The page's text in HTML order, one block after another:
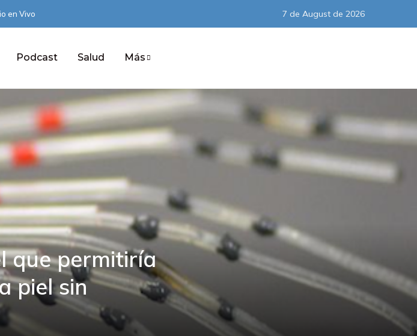
en Vivo 7 de August de 2026
Podcast Salud Más
que permitiría
piel sin